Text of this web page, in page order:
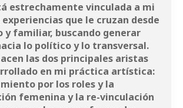
estrechamente vinculada a mi
que le cruzan desde
y familiar, buscando generar
lo político y lo transversal.
las dos principales aristas
en mi práctica artística:
por los roles y la
femenina y la re-vinculación